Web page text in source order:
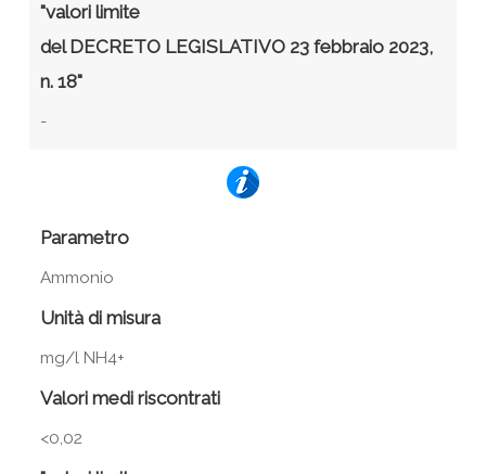
"valori limite
del DECRETO LEGISLATIVO 23 febbraio 2023,
n. 18"
-
Parametro
Ammonio
Unità di misura
mg/l NH4+
Valori medi riscontrati
<0,02